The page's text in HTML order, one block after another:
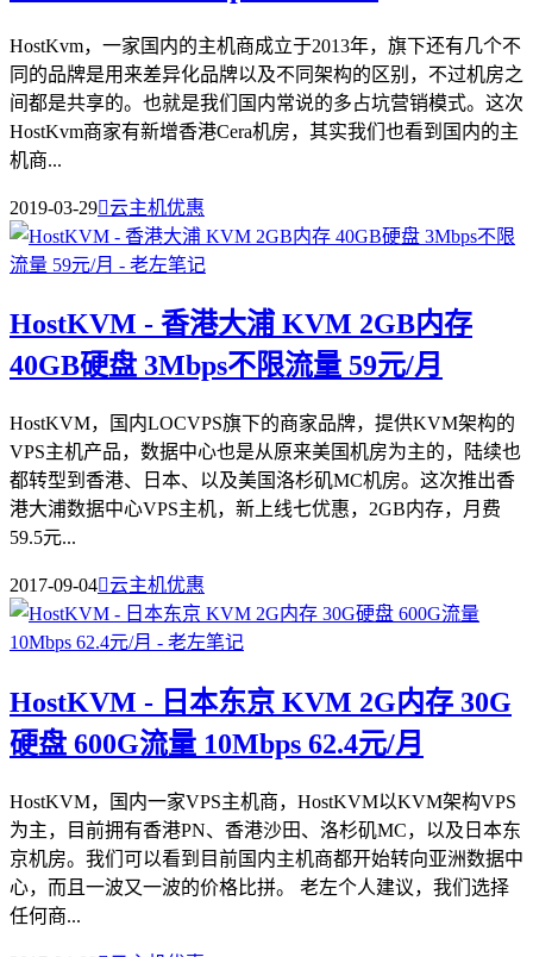
HostKvm，一家国内的主机商成立于2013年，旗下还有几个不
同的品牌是用来差异化品牌以及不同架构的区别，不过机房之
间都是共享的。也就是我们国内常说的多占坑营销模式。这次
HostKvm商家有新增香港Cera机房，其实我们也看到国内的主
机商...
2019-03-29云主机优惠
HostKVM - 香港大浦 KVM 2GB内存
40GB硬盘 3Mbps不限流量 59元/月
HostKVM，国内LOCVPS旗下的商家品牌，提供KVM架构的
VPS主机产品，数据中心也是从原来美国机房为主的，陆续也
都转型到香港、日本、以及美国洛杉矶MC机房。这次推出香
港大浦数据中心VPS主机，新上线七优惠，2GB内存，月费
59.5元...
2017-09-04云主机优惠
HostKVM - 日本东京 KVM 2G内存 30G
硬盘 600G流量 10Mbps 62.4元/月
HostKVM，国内一家VPS主机商，HostKVM以KVM架构VPS
为主，目前拥有香港PN、香港沙田、洛杉矶MC，以及日本东
京机房。我们可以看到目前国内主机商都开始转向亚洲数据中
心，而且一波又一波的价格比拼。 老左个人建议，我们选择
任何商...